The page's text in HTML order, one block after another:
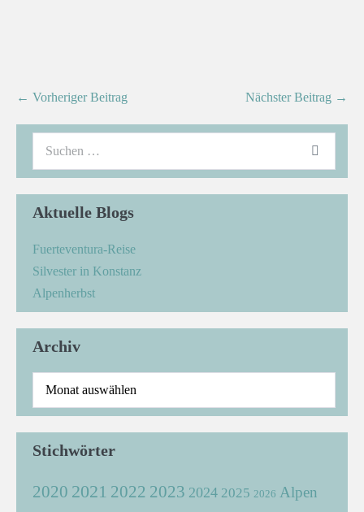
← Vorheriger Beitrag Nächster Beitrag →
Aktuelle Blogs
Fuerteventura-Reise
Silvester in Konstanz
Alpenherbst
Archiv
Stichwörter
2020 2021 2022 2023 2024 2025 2026 Alpen